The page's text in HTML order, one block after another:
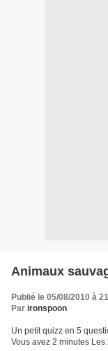
Animaux
Publié le 05/08/2010 à
Par ironspoon
Un petit quizz en 5
Vous avez 2 minutes